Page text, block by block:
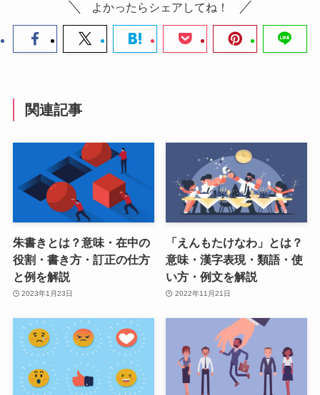
よかったらシェアしてね！
関連記事
朱書きとは？意味・在中の
役割・書き方・訂正の仕方
と例を解説
2023年1月23日
「えんもたけなわ」とは？
意味・漢字表現・類語・使
い方・例文を解説
2022年11月21日